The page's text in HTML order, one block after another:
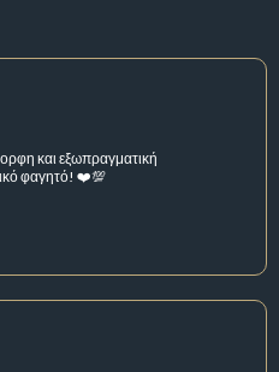
και εξωπραγματική
φαγητό! ❤️💯